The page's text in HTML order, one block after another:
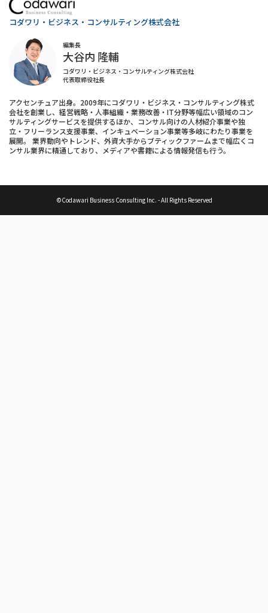
コダワリ・ビジネス・コンサルティング株式会社
編集長
大谷内 隆輔
コダワリ・ビジネス・コンサルティング株式会社
代表取締役社長
アクセンチュア出身。2009年にコダワリ・ビジネス・コンサルティング株式
会社を創業し、経営戦略・人事組織・業務改善・IT分野等幅広い領域のコン
サルティングサービスを提供するほか、コンサル向けの人材紹介事業や独
立・フリーランス支援事業、インキュベーション事業等多岐にわたり事業を
展開。 業界動向やトレンド、外資大手からブティックファームまで幅広くコ
ンサル業界に精通しており、メディアや書籍による情報発信も行う。
©Codawari Business Consulting Inc. - All Rights Reserved